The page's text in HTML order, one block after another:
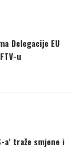
Delegacije EU
u
a’ traže smjene i